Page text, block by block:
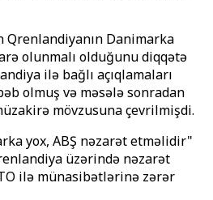
Qrenlandiyanın Danimarka
olunmalı olduğunu diqqətə
ilə bağlı açıqlamaları
olmuş və məsələ sonradan
mövzusuna çevrilmişdi.
yox, ABŞ nəzarət etməlidir"
üzərində nəzarət
ilə münasibətlərinə zərər